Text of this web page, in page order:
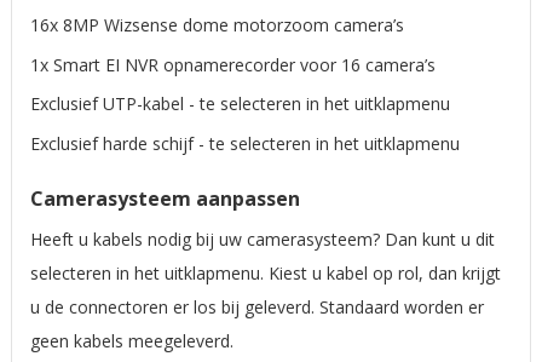
16x 8MP Wizsense dome motorzoom camera’s
1x Smart EI NVR opnamerecorder voor 16 camera’s
Exclusief UTP-kabel - te selecteren in het uitklapmenu
Exclusief harde schijf - te selecteren in het uitklapmenu
Camerasysteem aanpassen
Heeft u kabels nodig bij uw camerasysteem? Dan kunt u dit
selecteren in het uitklapmenu. Kiest u kabel op rol, dan krijgt
u de connectoren er los bij geleverd. Standaard worden er
geen kabels meegeleverd.